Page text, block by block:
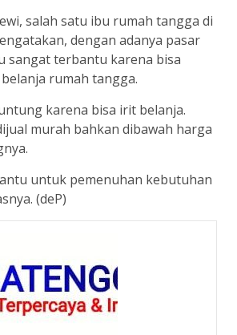
salah satu ibu rumah tangga di
dengan adanya pasar
sangat terbantu karena bisa
rumah tangga.
karena bisa irit belanja.
murah bahkan dibawah harga
untuk pemenuhan kebutuhan
(deP)